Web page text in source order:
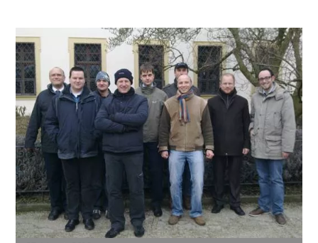
Link